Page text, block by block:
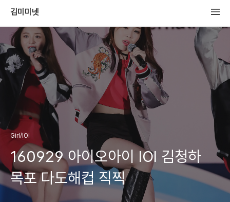
김미미넷
Girl/IOI
160929 아이오아이 IOI 김청하
목포 다도해컵 직찍